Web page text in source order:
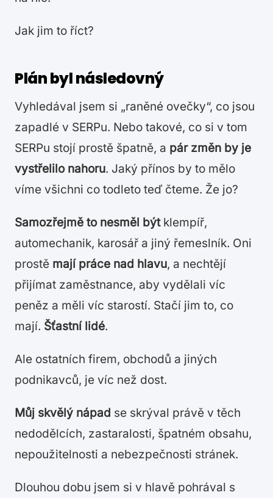
Jak jim to říct?
Plán byl následovný
Vyhledával jsem si „raněné ovečky“, co jsou
zapadlé v SERPu. Nebo takové, co si v tom
SERPu stojí prostě špatně, a pár změn by je
vystřelilo nahoru. Jaký přínos by to mělo
víme všichni co todleto teď čteme. Že jo?
Samozřejmě to nesměl býtklempíř,
automechanik, karosář a jiný řemeslník. Oni
prostě mají práce nad hlavu, a nechtějí
přijímat zaměstnance, aby vydělali víc
peněz a měli víc starostí. Stačí jim to, co
mají. Šťastní lidé.
Ale ostatních firem, obchodů a jiných
podnikavců, je víc než dost.
Můj skvělý nápad se skrýval právě v těch
nedodělcích, zastaralosti, špatném obsahu,
nepoužitelnosti a nebezpečnosti stránek.
Dlouhou dobu jsem si v hlavě pohrával s